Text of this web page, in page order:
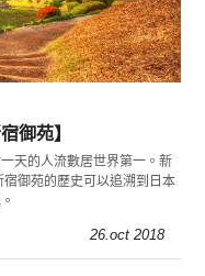
御苑】
天的人流數居世界第一。新
御苑的歷史可以追溯到日本
26.oct 2018